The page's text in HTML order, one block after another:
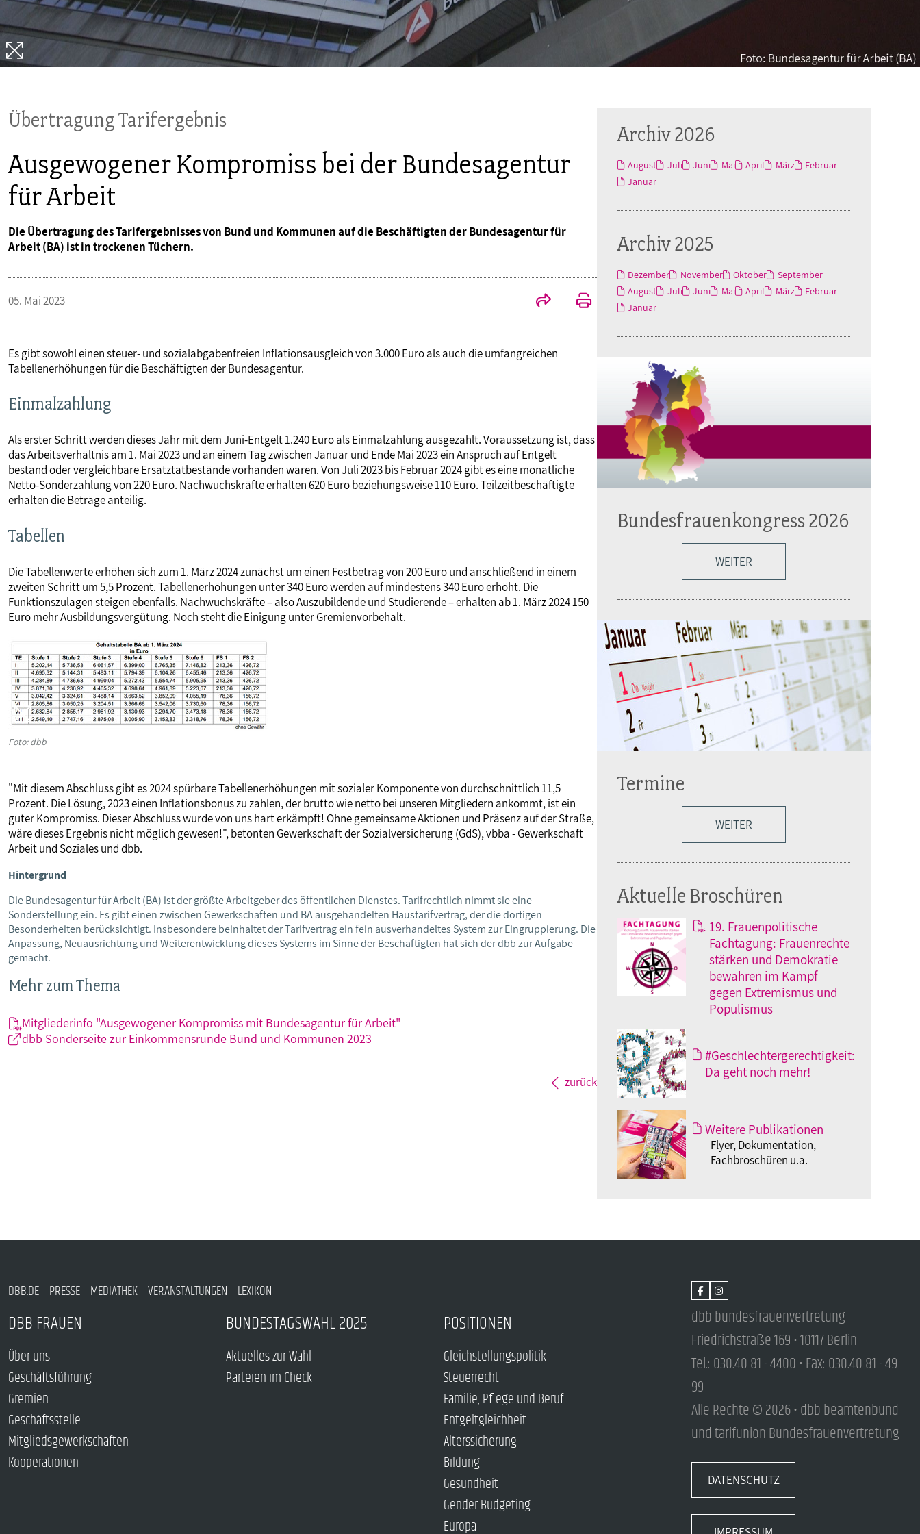
Mitgliedsgewerkschaften
Kooperationen
Alterssicherung
Bildung
Gender Budgeting
Digitalisierung
Frauenrecht kompakt
PUBLIKATIONEN
TERMINE & VERANSTALTUNGEN
Seminare
MITGLIEDSCHAFT & SERVICE
Akademie
Verlag
Übertragung Tarifergebnis
Ausgewogener Kompromiss bei der Bundesagentur
für Arbeit
Die Übertragung des Tarifergebnisses von Bund und Kommunen auf die Beschäftigten der Bundesagentur für
Arbeit (BA) ist in trockenen Tüchern.
05. Mai 2023
Es gibt sowohl einen steuer- und sozialabgabenfreien Inflationsausgleich von 3.000 Euro als auch die umfangreichen
Tabellenerhöhungen für die Beschäftigten der Bundesagentur.
Einmalzahlung
Als erster Schritt werden dieses Jahr mit dem Juni-Entgelt 1.240 Euro als Einmalzahlung ausgezahlt. Voraussetzung ist, dass
das Arbeitsverhältnis am 1. Mai 2023 und an einem Tag zwischen Januar und Ende Mai 2023 ein Anspruch auf Entgelt
bestand oder vergleichbare Ersatztatbestände vorhanden waren. Von Juli 2023 bis Februar 2024 gibt es eine monatliche
Netto-Sonderzahlung von 220 Euro. Nachwuchskräfte erhalten 620 Euro beziehungsweise 110 Euro. Teilzeitbeschäftigte
erhalten die Beträge anteilig.
Tabellen
Die Tabellenwerte erhöhen sich zum 1. März 2024 zunächst um einen Festbetrag von 200 Euro und anschließend in einem
zweiten Schritt um 5,5 Prozent. Tabellenerhöhungen unter 340 Euro werden auf mindestens 340 Euro erhöht. Die
Funktionszulagen steigen ebenfalls. Nachwuchskräfte – also Auszubildende und Studierende – erhalten ab 1. März 2024 150
Euro mehr Ausbildungsvergütung. Noch steht die Einigung unter Gremienvorbehalt.
Foto: dbb
"Mit diesem Abschluss gibt es 2024 spürbare Tabellenerhöhungen mit sozialer Komponente von durchschnittlich 11,5
Prozent. Die Lösung, 2023 einen Inflationsbonus zu zahlen, der brutto wie netto bei unseren Mitgliedern ankommt, ist ein
guter Kompromiss. Dieser Abschluss wurde von uns hart erkämpft! Ohne gemeinsame Aktionen und Präsenz auf der Straße,
wäre dieses Ergebnis nicht möglich gewesen!", betonten Gewerkschaft der Sozialversicherung (GdS), vbba - Gewerkschaft
Arbeit und Soziales und dbb.
Hintergrund
Die Bundesagentur für Arbeit (BA) ist der größte Arbeitgeber des öffentlichen Dienstes. Tarifrechtlich nimmt sie eine
Sonderstellung ein. Es gibt einen zwischen Gewerkschaften und BA ausgehandelten Haustarifvertrag, der die dortigen
Besonderheiten berücksichtigt. Insbesondere beinhaltet der Tarifvertrag ein fein ausverhandeltes System zur Eingruppierung. Die
Anpassung, Neuausrichtung und Weiterentwicklung dieses Systems im Sinne der Beschäftigten hat sich der dbb zur Aufgabe
gemacht.
Mehr zum Thema
Mitgliederinfo "Ausgewogener Kompromiss mit Bundesagentur für Arbeit"
dbb Sonderseite zur Einkommensrunde Bund und Kommunen 2023
zurück
Archiv 2026
August Juli Juni Mai April März
Februar
Januar
Archiv 2025
Dezember November Oktober
September
August
Juli Juni Mai April März
Februar
Januar
Bundesfrauenkongress 2026
WEITER
Termine
WEITER
Aktuelle Broschüren
19. Frauenpolitische
Fachtagung: Frauenrechte
stärken und Demokratie
bewahren im Kampf
gegen Extremismus und
Populismus
#Geschlechtergerechtigkeit:
Da geht noch mehr!
Weitere Publikationen
Flyer, Dokumentation,
Fachbroschüren u.a.
DBB.DE PRESSE MEDIATHEK VERANSTALTUNGEN LEXIKON
DBB FRAUEN
Über uns
Geschäftsführung
Gremien
Geschäftsstelle
Mitgliedsgewerkschaften
Kooperationen
BUNDESTAGSWAHL 2025
Aktuelles zur Wahl
Parteien im Check
POSITIONEN
Gleichstellungspolitik
Steuerrecht
Familie, Pflege und Beruf
Entgeltgleichheit
Alterssicherung
Bildung
Gesundheit
Gender Budgeting
Europa
dbb bundesfrauenvertretung
Friedrichstraße 169 • 10117 Berlin
Tel.: 030.40 81 - 4400 • Fax: 030.40 81 - 49
99
Alle Rechte © 2026 • dbb beamtenbund
und tarifunion Bundesfrauenvertretung
DATENSCHUTZ